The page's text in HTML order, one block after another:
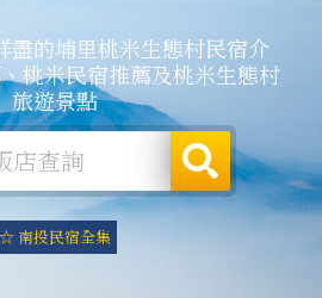
盡的埔里桃米生態村民宿介
桃米民宿推薦及桃米生態村
旅遊景點
☆ 南投民宿全集